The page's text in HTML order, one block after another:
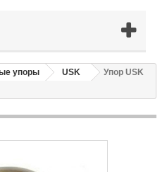
упоры USK
Упор USK